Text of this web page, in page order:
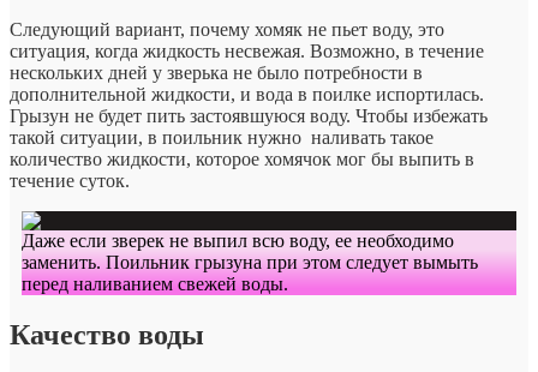
Следующий вариант, почему хомяк не пьет воду, это
ситуация, когда жидкость несвежая. Возможно, в течение
нескольких дней у зверька не было потребности в
дополнительной жидкости, и вода в поилке испортилась.
Грызун не будет пить застоявшуюся воду. Чтобы избежать
такой ситуации, в поильник нужно наливать такое
количество жидкости, которое хомячок мог бы выпить в
течение суток.
Даже если зверек не выпил всю воду, ее необходимо
заменить. Поильник грызуна при этом следует вымыть
перед наливанием свежей воды.
Качество воды